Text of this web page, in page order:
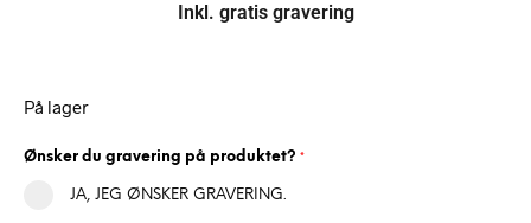
Inkl. gratis gravering
På lager
Ønsker du gravering på produktet? *
JA, JEG ØNSKER GRAVERING.